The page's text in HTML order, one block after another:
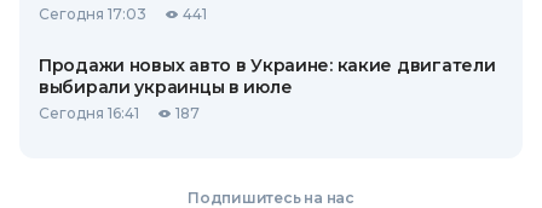
Сегодня 17:03 441
Продажи новых авто в Украине: какие двигатели
выбирали украинцы в июле
Сегодня 16:41 187
Подпишитесь на нас